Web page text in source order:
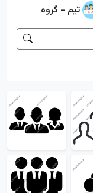
تیم - گروه